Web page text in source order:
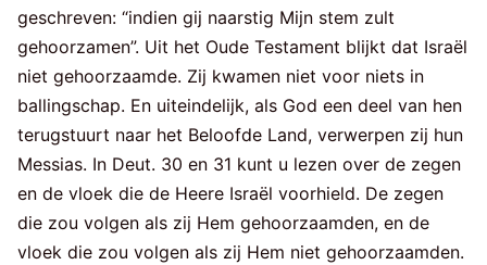
geschreven: “indien gij naarstig Mijn stem zult
gehoorzamen”. Uit het Oude Testament blijkt dat Israël
niet gehoorzaamde. Zij kwamen niet voor niets in
ballingschap. En uiteindelijk, als God een deel van hen
terugstuurt naar het Beloofde Land, verwerpen zij hun
Messias. In Deut. 30 en 31 kunt u lezen over de zegen
en de vloek die de Heere Israël voorhield. De zegen
die zou volgen als zij Hem gehoorzaamden, en de
vloek die zou volgen als zij Hem niet gehoorzaamden.